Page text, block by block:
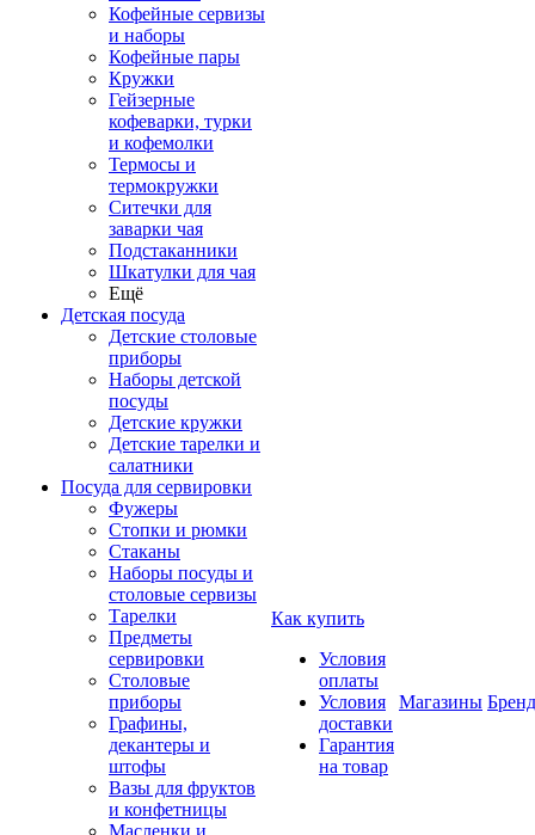
Кофейные сервизы
и наборы
Кофейные пары
Кружки
Гейзерные
кофеварки, турки
и кофемолки
Термосы и
термокружки
Ситечки для
заварки чая
Подстаканники
Шкатулки для чая
Ещё
Детская посуда
Детские столовые
приборы
Наборы детской
посуды
Детские кружки
Детские тарелки и
салатники
Посуда для сервировки
Фужеры
Стопки и рюмки
Стаканы
Наборы посуды и
столовые сервизы
Тарелки
Предметы
сервировки
Столовые
приборы
Графины,
декантеры и
штофы
Вазы для фруктов
и конфетницы
Масленки и
Как купить
Условия
оплаты
Условия
доставки
Гарантия
на товар
Магазины